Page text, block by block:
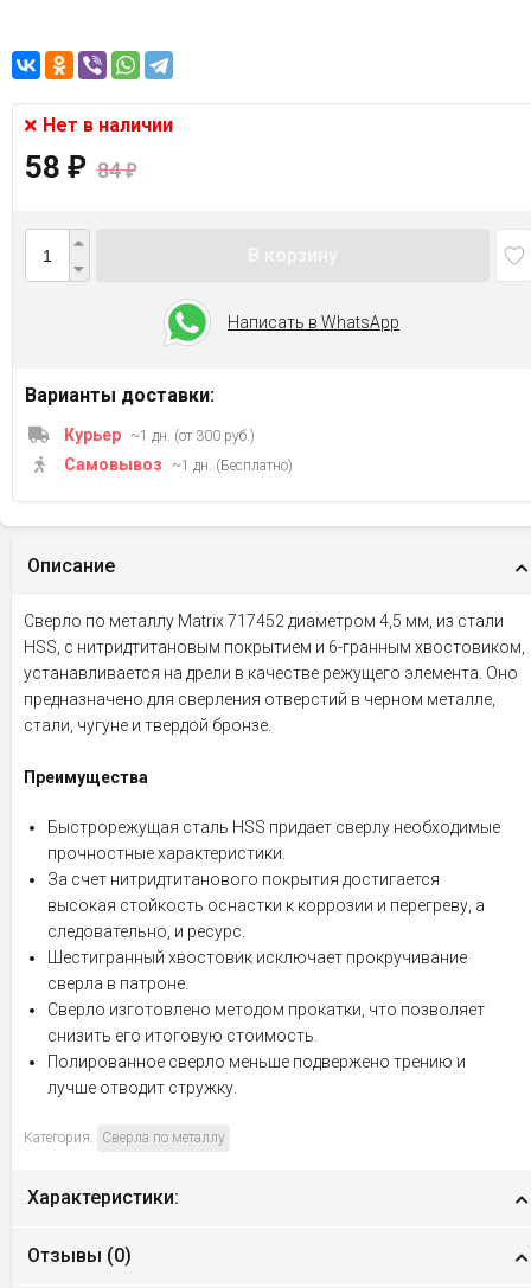
Нет в наличии
58 ₽ 84₽
Написать в WhatsApp
Варианты доставки:
Курьер ~1 дн. (от 300 руб.)
Самовывоз ~1 дн. (Бесплатно)
Описание
Сверло по металлу Matrix 717452 диаметром 4,5 мм, из стали
HSS, с нитридтитановым покрытием и 6-гранным хвостовиком,
устанавливается на дрели в качестве режущего элемента. Оно
предназначено для сверления отверстий в черном металле,
стали, чугуне и твердой бронзе.
Преимущества
Быстрорежущая сталь HSS придает сверлу необходимые
прочностные характеристики.
За счет нитридтитанового покрытия достигается
высокая стойкость оснастки к коррозии и перегреву, а
следовательно, и ресурс.
Шестигранный хвостовик исключает прокручивание
сверла в патроне.
Сверло изготовлено методом прокатки, что позволяет
снизить его итоговую стоимость.
Полированное сверло меньше подвержено трению и
лучше отводит стружку.
Категория: Сверла по металлу
Характеристики:
Отзывы (0)